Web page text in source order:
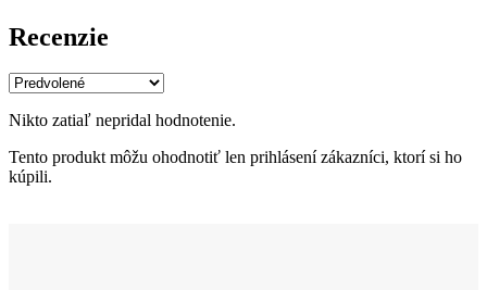
Recenzie
Nikto zatiaľ nepridal hodnotenie.
Tento produkt môžu ohodnotiť len prihlásení zákazníci, ktorí si ho
kúpili.